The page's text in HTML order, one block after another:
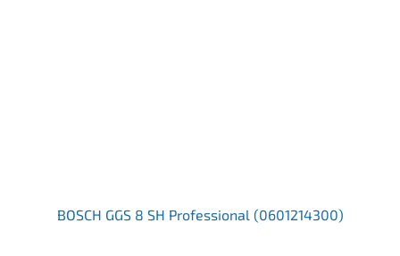
BOSCH GGS 8 SH Professional (0601214300)